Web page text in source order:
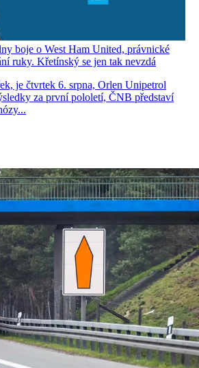
boje o West Ham United, právnické
ruky. Křetínský se jen tak nevzdá
je čtvrtek 6. srpna, Orlen Unipetrol
za první pololetí, ČNB představí